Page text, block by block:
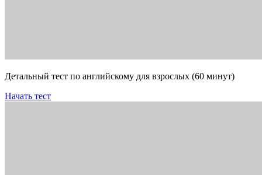
Детальный тест по английскому для взрослых (60 минут)
Начать тест